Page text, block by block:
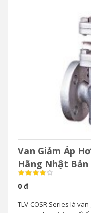
Van Giảm Áp
Hãng Nhật Bản
0 đ
TLV COSR Series là